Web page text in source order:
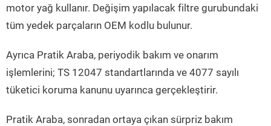
motor yağ kullanır. Değişim yapılacak filtre gurubundaki
tüm yedek parçaların OEM kodlu bulunur.
Ayrıca Pratik Araba, periyodik bakım ve onarım
işlemlerini; TS 12047 standartlarında ve 4077 sayılı
tüketici koruma kanunu uyarınca gerçekleştirir.
Pratik Araba, sonradan ortaya çıkan sürpriz bakım